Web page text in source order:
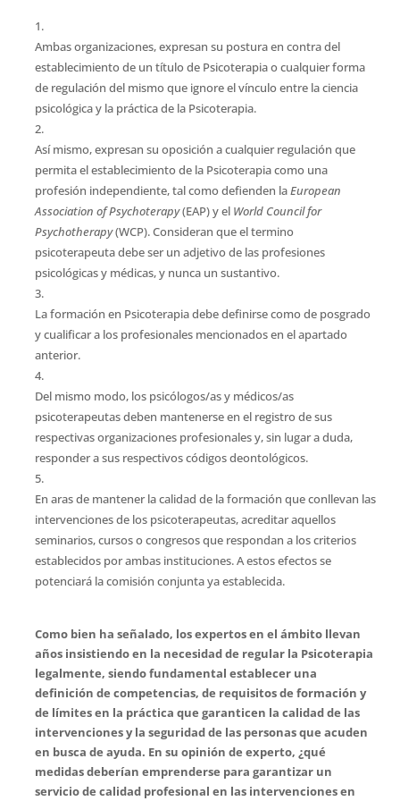
Ambas organizaciones, expresan su postura en contra del
establecimiento de un título de Psicoterapia o cualquier forma
de regulación del mismo que ignore el vínculo entre la ciencia
psicológica y la práctica de la Psicoterapia.
Así mismo, expresan su oposición a cualquier regulación que
permita el establecimiento de la Psicoterapia como una
profesión independiente, tal como defienden laEuropean
Association of Psychoterapy(EAP) y el World Council for
Psychotherapy(WCP). Consideran que el termino
psicoterapeuta debe ser un adjetivo de las profesiones
psicológicas y médicas, y nunca un sustantivo.
La formación en Psicoterapia debe definirse como de posgrado
y cualificar a los profesionales mencionados en el apartado
anterior.
Del mismo modo, los psicólogos/as y médicos/as
psicoterapeutas deben mantenerse en el registro de sus
respectivas organizaciones profesionales y, sin lugar a duda,
responder a sus respectivos códigos deontológicos.
En aras de mantener la calidad de la formación que conllevan las
intervenciones de los psicoterapeutas, acreditar aquellos
seminarios, cursos o congresos que respondan a los criterios
establecidos por ambas instituciones. A estos efectos se
potenciará la comisión conjunta ya establecida.
Como bien ha señalado, los expertos en el ámbito llevan
años insistiendo en la necesidad de regular la Psicoterapia
legalmente, siendo fundamental establecer una
definición de competencias, de requisitos de formación y
de límites en la práctica que garanticen la calidad de las
intervenciones y la seguridad de las personas que acuden
en busca de ayuda. En su opinión de experto, ¿qué
medidas deberían emprenderse para garantizar un
servicio de calidad profesional en las intervenciones en